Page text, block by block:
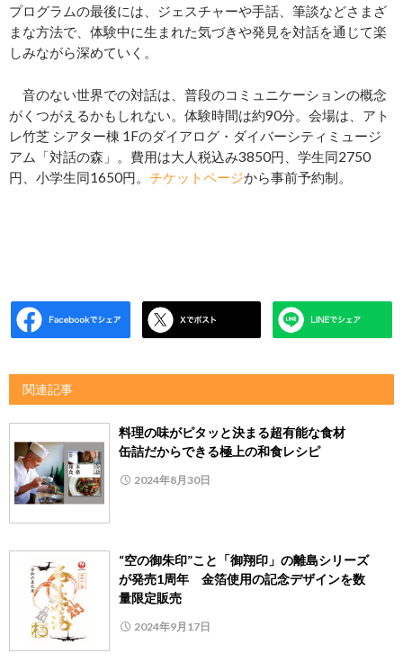
プログラムの最後には、ジェスチャーや手話、筆談などさまざ
まな方法で、体験中に生まれた気づきや発見を対話を通じて楽
しみながら深めていく。
音のない世界での対話は、普段のコミュニケーションの概念
がくつがえるかもしれない。体験時間は約90分。会場は、アト
レ竹芝 シアター棟 1Fのダイアログ・ダイバーシティミュージ
アム「対話の森」。費用は大人税込み3850円、学生同2750
円、小学生同1650円。 チケットページから事前予約制。
関連記事
料理の味がピタッと決まる超有能な食材
缶詰だからできる極上の和食レシピ
2024年8月30日
“空の御朱印”こと「御翔印」の離島シリーズ
が発売1周年 金箔使用の記念デザインを数
量限定販売
2024年9月17日